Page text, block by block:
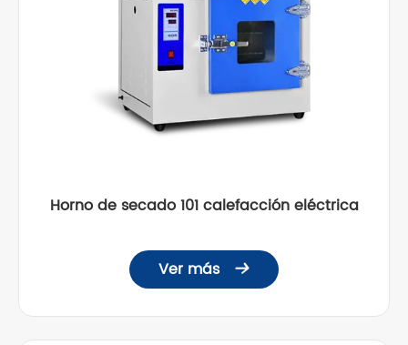
Horno de secado 101 calefacción eléctrica
Ver más 